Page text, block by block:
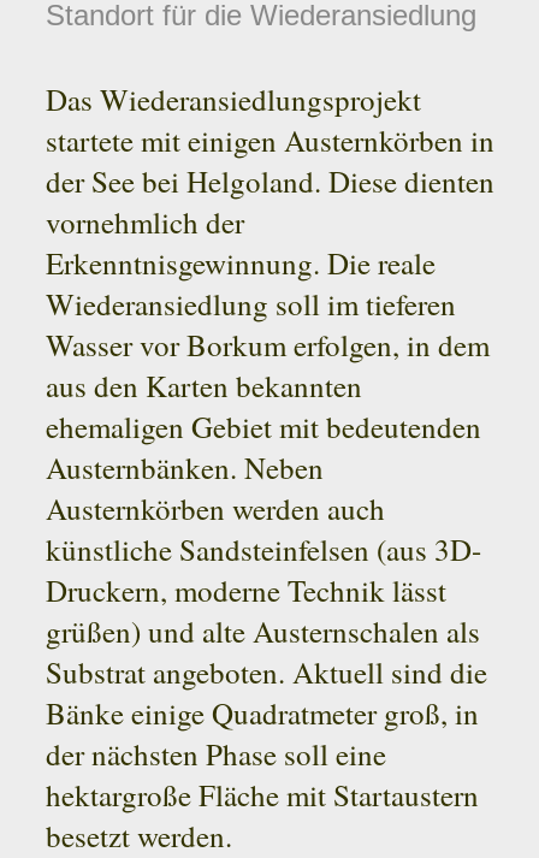
Standort für die Wiederansiedlung
Das Wiederansiedlungsprojekt
startete mit einigen Austernkörben in
der See bei Helgoland. Diese dienten
vornehmlich der
Erkenntnisgewinnung. Die reale
Wiederansiedlung soll im tieferen
Wasser vor Borkum erfolgen, in dem
aus den Karten bekannten
ehemaligen Gebiet mit bedeutenden
Austernbänken. Neben
Austernkörben werden auch
künstliche Sandsteinfelsen (aus 3D-
Druckern, moderne Technik lässt
grüßen) und alte Austernschalen als
Substrat angeboten. Aktuell sind die
Bänke einige Quadratmeter groß, in
der nächsten Phase soll eine
hektargroße Fläche mit Startaustern
besetzt werden.